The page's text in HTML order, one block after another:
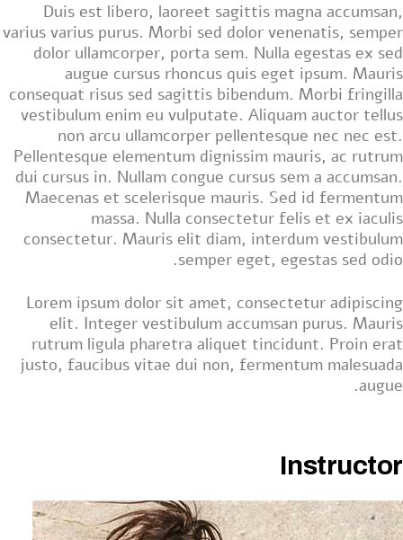
Duis est libero, laoreet sagittis magna accumsan,
varius varius purus. Morbi sed dolor venenatis, semper
dolor ullamcorper, porta sem. Nulla egestas ex sed
augue cursus rhoncus quis eget ipsum. Mauris
consequat risus sed sagittis bibendum. Morbi fringilla
vestibulum enim eu vulputate. Aliquam auctor tellus
non arcu ullamcorper pellentesque nec nec est.
Pellentesque elementum dignissim mauris, ac rutrum
dui cursus in. Nullam congue cursus sem a accumsan.
Maecenas et scelerisque mauris. Sed id fermentum
massa. Nulla consectetur felis et ex iaculis
consectetur. Mauris elit diam, interdum vestibulum
semper eget, egestas sed odio.
Lorem ipsum dolor sit amet, consectetur adipiscing
elit. Integer vestibulum accumsan purus. Mauris
rutrum ligula pharetra aliquet tincidunt. Proin erat
justo, faucibus vitae dui non, fermentum malesuada
augue.
Instructor